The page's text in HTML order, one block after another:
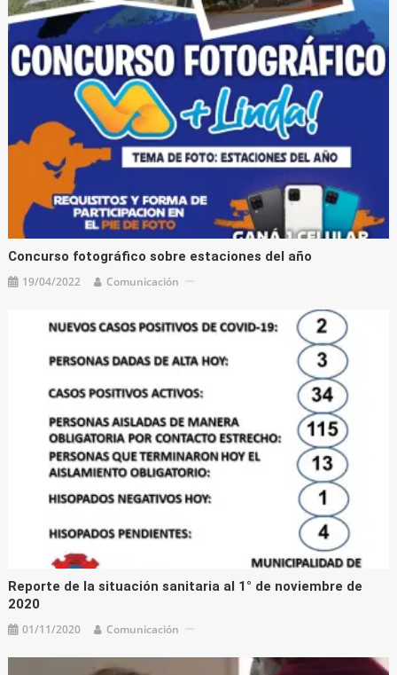
Concurso fotográfico sobre estaciones del año
19/04/2022 Comunicación
Reporte de la situación sanitaria al 1° de noviembre de
2020
01/11/2020 Comunicación